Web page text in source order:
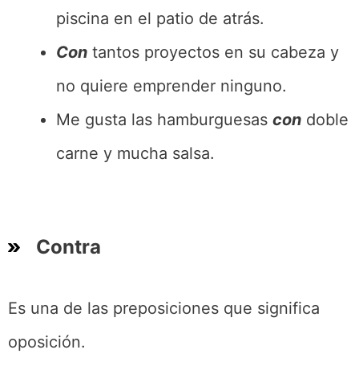
piscina en el patio de atrás.
Con tantos proyectos en su cabeza y
no quiere emprender ninguno.
Me gusta las hamburguesas con doble
carne y mucha salsa.
Contra
Es una de las preposiciones que significa
oposición.